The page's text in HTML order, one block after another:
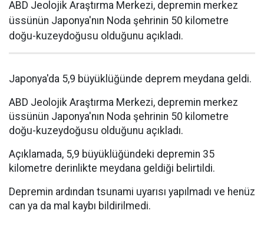
ABD Jeolojik Araştırma Merkezi, depremin merkez
üssünün Japonya'nın Noda şehrinin 50 kilometre
doğu-kuzeydoğusu olduğunu açıkladı.
Japonya'da 5,9 büyüklüğünde deprem meydana geldi.
ABD Jeolojik Araştırma Merkezi, depremin merkez
üssünün Japonya'nın Noda şehrinin 50 kilometre
doğu-kuzeydoğusu olduğunu açıkladı.
Açıklamada, 5,9 büyüklüğündeki depremin 35
kilometre derinlikte meydana geldiği belirtildi.
Depremin ardından tsunami uyarısı yapılmadı ve henüz
can ya da mal kaybı bildirilmedi.